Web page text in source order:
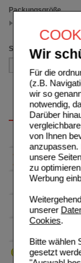
Wir
Für die
(z.B.
wir so
notwendig,
Darüber
von Ihnen
anzupassen.
unsere
zu
Werbung
unserer
Cookies.
Bitte wählen
gesetzt
Packungsgröße
(auswahl entfernen)
Sortieren nach